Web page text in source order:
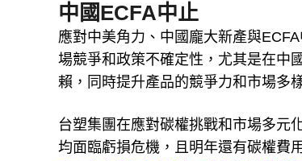
中國ECFA中止
應對中美角力、中國龐大新產與
場競爭和政策不確定性，尤其是在中
賴，同時提升產品的競爭力和市場多
台塑集團在應對碳權挑戰和市場多元
均面臨虧損危機，且明年還有碳權費